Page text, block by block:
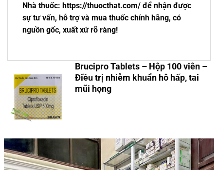
Nhà thuốc: https://thuocthat.com/ để nhận được
sự tư vấn, hỗ trợ và mua thuốc chính hãng, có
nguồn gốc, xuất xứ rõ ràng!
Brucipro Tablets – Hộp 100 viên –
Điều trị nhiễm khuẩn hô hấp, tai
mũi họng